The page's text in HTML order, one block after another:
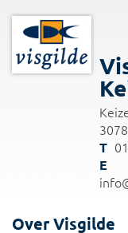
Over Visgilde